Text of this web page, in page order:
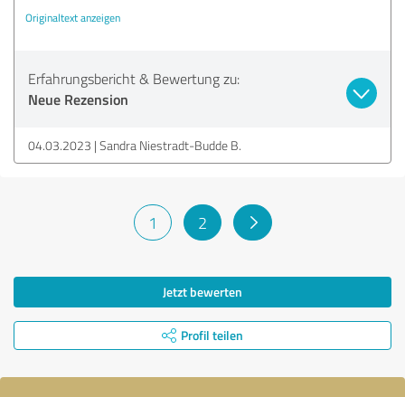
Originaltext anzeigen
Erfahrungsbericht & Bewertung zu:
Neue Rezension
04.03.2023 Sandra Niestradt-Budde B.
1 2
Jetzt bewerten
Profil teilen